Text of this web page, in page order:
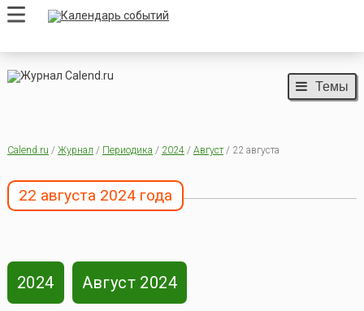
Темы
Calend.ru / Журнал / Периодика / 2024/ Август/ 22 августа
22 августа 2024 года
2024 Август 2024